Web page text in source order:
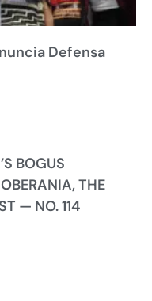
Defensa
BOGUS
THE
— NO. 114